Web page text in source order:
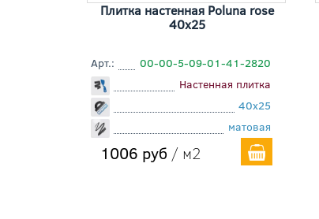
Плитка настенная Poluna rose
40x25
Арт.:
00-00-5-09-01-41-2820
Настенная плитка
40x25
матовая
1006 руб / м2